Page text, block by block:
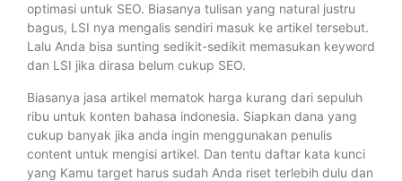
optimasi untuk SEO. Biasanya tulisan yang natural justru
bagus, LSI nya mengalis sendiri masuk ke artikel tersebut.
Lalu Anda bisa sunting sedikit-sedikit memasukan keyword
dan LSI jika dirasa belum cukup SEO.
Biasanya jasa artikel mematok harga kurang dari sepuluh
ribu untuk konten bahasa indonesia. Siapkan dana yang
cukup banyak jika anda ingin menggunakan penulis
content untuk mengisi artikel. Dan tentu daftar kata kunci
yang Kamu target harus sudah Anda riset terlebih dulu dan